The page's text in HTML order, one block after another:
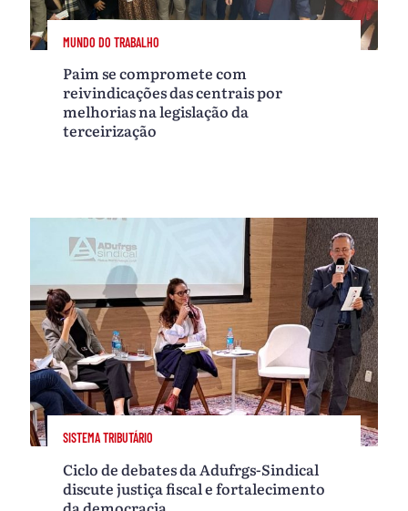
MUNDO DO TRABALHO
Paim se compromete com
reivindicações das centrais por
melhorias na legislação da
terceirização
SISTEMA TRIBUTÁRIO
Ciclo de debates da Adufrgs-Sindical
discute justiça fiscal e fortalecimento